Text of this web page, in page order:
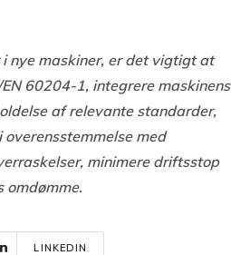
nye maskiner, er det vigtigt at
60204-1, integrere maskinens
af relevante standarder,
med
minimere driftsstop
omdømme.
LINKEDIN